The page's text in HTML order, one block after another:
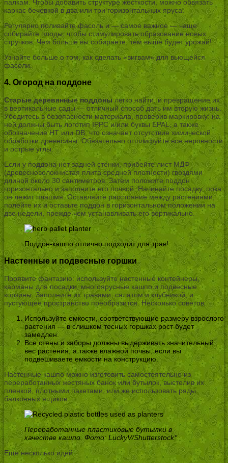
палкам. Чтобы добавить структуре жесткости, можно обвязать
каркас бечевкой в два или три горизонтальных яруса.
Регулярно поливайте фасоль и — самое важное — чаще
собирайте плоды, чтобы стимулировать образование новых
стручков. Чем больше вы собираете, тем выше будет урожай!
Узнайте больше о том, как сделать «вигвам» для вьющейся
фасоли.
4. Огород на поддоне
Старые деревянные поддоны легко найти, и превращение их
в вертикальные сады — отличный способ дать им вторую жизнь.
Убедитесь в безопасности материала, проверив маркировку: на
ней должны быть логотип IPPC и/или буквы EPAL, а также
обозначение HT или DB, что означает отсутствие химической
обработки древесины. Обязательно отшлифуйте все неровности
и острые углы.
Если у поддона нет задней стенки, прибейте лист МДФ
(древесноволокнистая плита средней плотности) гвоздями
длиной около 30 сантиметров. Затем положите поддон
горизонтально и заполните его почвой. Начинайте посадку, пока
он лежит плашмя. Оставляйте расстояние между растениями,
полейте их и оставьте поддон в горизонтальном положении на
две недели, прежде чем устанавливать его вертикально.
Поддон-кашпо отлично подходит для трав!
Настенные и подвесные горшки
Проявите фантазию: используйте настенные контейнеры,
карманы для посадки, многоярусные кашпо и подвесные
корзины. Заполните их травами, салатом и клубникой, и
пустующее пространство преобразится. Несколько советов:
Используйте емкости, соответствующие размеру взрослого
растения — в слишком тесных горшках рост будет
замедлен.
Все стены и заборы должны выдерживать значительный
вес растения, а также влажной почвы, если вы
подвешиваете емкости на конструкцию.
Настенные кашпо можно изготовить самостоятельно из
переработанных жестяных банок или бутылок, выстелив их
пленкой, плотными пакетами, или же использовать ряды
балконных ящиков.
Переработанные пластиковые бутылки в
качестве кашпо. Фото: LuckyV/Shutterstock*
Еще несколько идей: